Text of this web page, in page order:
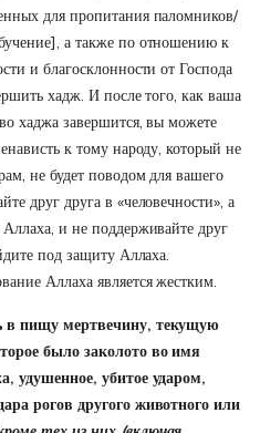
для пропитания паломников/
а также по отношению к
и благосклонности от Господа
хадж. И после того, как ваша
хаджа завершится, вы можете
к тому народу, который не
не будет поводом для вашего
друг друга в «человечности», а
и не поддерживайте друг
под защиту Аллаха.
Аллаха является жестким.
в пищу мертвечину, текущую
было заколото во имя
, удушенное, убитое ударом,
рогов другого животного или